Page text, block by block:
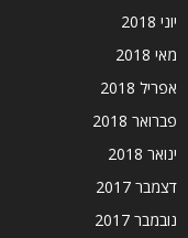
יוני 2018
מאי 2018
אפריל 2018
פברואר 2018
ינואר 2018
דצמבר 2017
נובמבר 2017